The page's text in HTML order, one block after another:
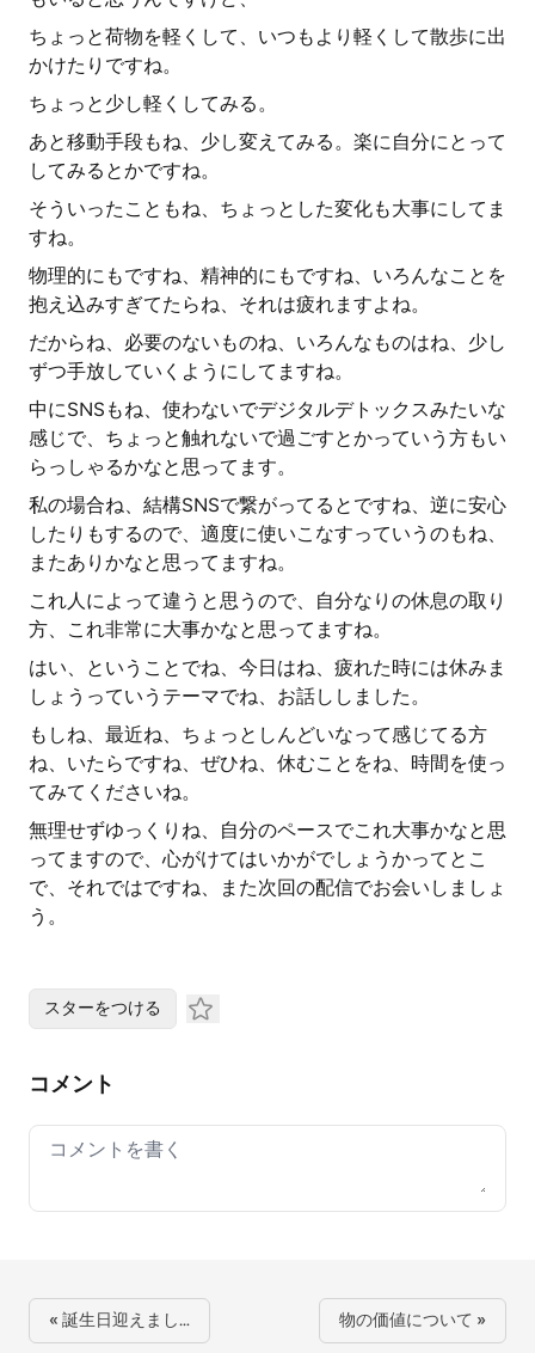
ちょっと荷物を軽くして、いつもより軽くして散歩に出
かけたりですね。
ちょっと少し軽くしてみる。
あと移動手段もね、少し変えてみる。楽に自分にとって
してみるとかですね。
そういったこともね、ちょっとした変化も大事にしてま
すね。
物理的にもですね、精神的にもですね、いろんなことを
抱え込みすぎてたらね、それは疲れますよね。
だからね、必要のないものね、いろんなものはね、少し
ずつ手放していくようにしてますね。
中にSNSもね、使わないでデジタルデトックスみたいな
感じで、ちょっと触れないで過ごすとかっていう方もい
らっしゃるかなと思ってます。
私の場合ね、結構SNSで繋がってるとですね、逆に安心
したりもするので、適度に使いこなすっていうのもね、
またありかなと思ってますね。
これ人によって違うと思うので、自分なりの休息の取り
方、これ非常に大事かなと思ってますね。
はい、ということでね、今日はね、疲れた時には休みま
しょうっていうテーマでね、お話ししました。
もしね、最近ね、ちょっとしんどいなって感じてる方
ね、いたらですね、ぜひね、休むことをね、時間を使っ
てみてくださいね。
無理せずゆっくりね、自分のペースでこれ大事かなと思
ってますので、心がけてはいかがでしょうかってとこ
で、それではですね、また次回の配信でお会いしましょ
う。
スターをつける
コメント
Your comment
« 誕生日迎えまし… 物の価値について »